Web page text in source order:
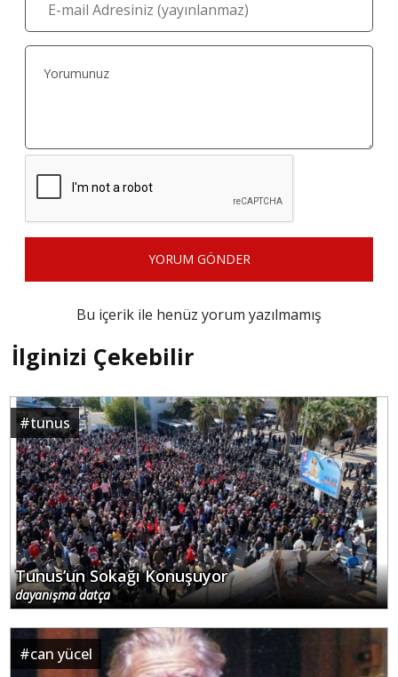
YORUM GÖNDER
Bu içerik ile henüz yorum yazılmamış
İlginizi Çekebilir
#tunus
Tunus’un Sokağı Konuşuyor
dayanışma datça
#can yücel